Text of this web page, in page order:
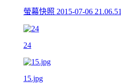
螢幕快照 2015-07-06 21.06.51
24
15.jpg